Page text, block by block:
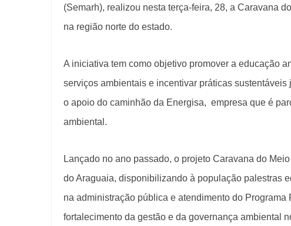
(Semarh), realizou nesta terça-feira, 28, a Caravana
na região norte do estado.
A iniciativa tem como objetivo promover a educação
serviços ambientais e incentivar práticas
o apoio do caminhão da Energisa, empresa que é
ambiental.
Lançado no ano passado, o projeto Caravana do
do Araguaia, disponibilizando à população palestras
na administração pública e atendimento do
fortalecimento da gestão e da governança ambiental